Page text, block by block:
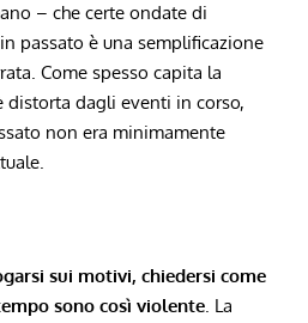
– che certe ondate di
passato è una semplificazione
Come spesso capita la
distorta dagli eventi in corso,
non era minimamente
sui motivi, chiedersi come
sono così violente. La